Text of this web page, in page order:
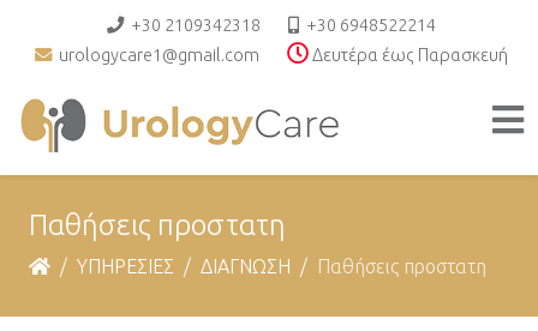
+30 2109342318
+30 6948522214
urologycare1@gmail.com
Δευτέρα έως Παρασκευή
Παθήσεις προστατη
ΥΠΗΡΕΣΙΕΣ ΔΙΑΓΝΩΣΗ Παθήσεις προστατη